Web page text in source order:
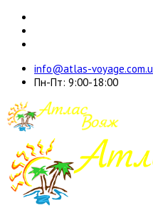
info@atlas-
Пн-Пт: 9:00-18:00